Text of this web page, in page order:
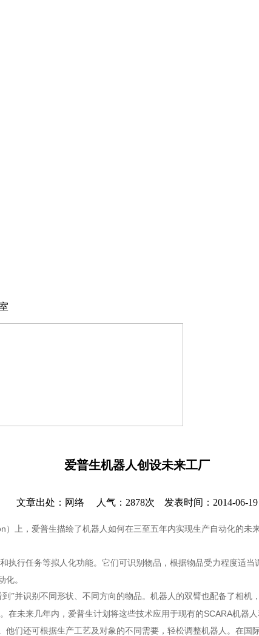
爱普生机器人创设未来工厂
文章出处：网络 人气：2878次 发表时间：2014-06-19
上，爱普生描绘了机器人如何在三至五年内实现生产自动化的
执行任务等拟人化功能。它们可识别物品，根据物品受力程度适
。
”并识别不同形状、不同方向的物品。机器人的双臂也配备了相机
未来几年内，爱普生计划将这些技术应用于现有的SCARA机器
们还可根据生产工艺及对象的不同需要，轻松调整机器人。在